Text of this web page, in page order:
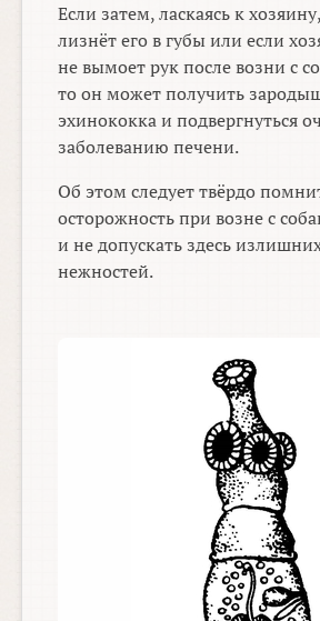
Если затем, ласкаясь к
лизнёт его в губы или если
не вымоет рук после возни с
то он может получить
эхинококка и подвергнуться
заболеванию печени.
Об этом следует твёрдо
осторожность при возне с
и не допускать здесь
нежностей.